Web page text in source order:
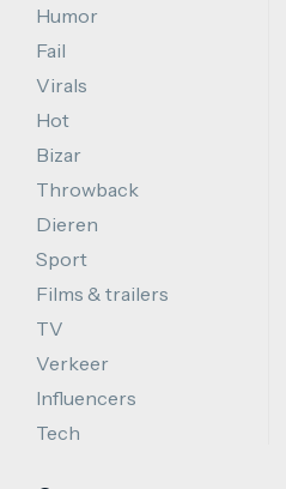
Humor
Fail
Virals
Hot
Bizar
Throwback
Dieren
Sport
Films & trailers
TV
Verkeer
Influencers
Tech